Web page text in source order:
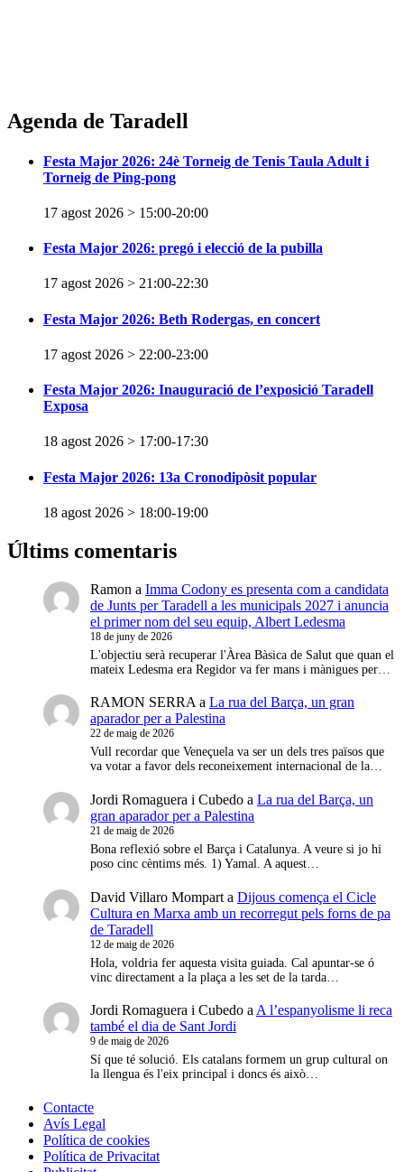
Agenda de Taradell
Festa Major 2026: 24è Torneig de Tenis Taula Adult i
Torneig de Ping-pong
17 agost 2026 > 15:00-20:00
Festa Major 2026: pregó i elecció de la pubilla
17 agost 2026 > 21:00-22:30
Festa Major 2026: Beth Rodergas, en concert
17 agost 2026 > 22:00-23:00
Festa Major 2026: Inauguració de l’exposició Taradell
Exposa
18 agost 2026 > 17:00-17:30
Festa Major 2026: 13a Cronodipòsit popular
18 agost 2026 > 18:00-19:00
Últims comentaris
Ramon a Imma Codony es presenta com a candidata
de Junts per Taradell a les municipals 2027 i anuncia
el primer nom del seu equip, Albert Ledesma
18 de juny de 2026
L'objectiu serà recuperar l'Àrea Bàsica de Salut que quan el
mateix Ledesma era Regidor va fer mans i mànigues per…
RAMON SERRA a La rua del Barça, un gran
aparador per a Palestina
22 de maig de 2026
Vull recordar que Veneçuela va ser un dels tres països que
va votar a favor dels reconeixement internacional de la…
Jordi Romaguera i Cubedo a La rua del Barça, un
gran aparador per a Palestina
21 de maig de 2026
Bona reflexió sobre el Barça i Catalunya. A veure si jo hi
poso cinc cèntims més. 1) Yamal. A aquest…
David Villaro Mompart a Dijous comença el Cicle
Cultura en Marxa amb un recorregut pels forns de pa
de Taradell
12 de maig de 2026
Hola, voldria fer aquesta visita guiada. Cal apuntar-se ó
vinc directament a la plaça a les set de la tarda…
Jordi Romaguera i Cubedo a A l’espanyolisme li reca
també el dia de Sant Jordi
9 de maig de 2026
Sí que té solució. Els catalans formem un grup cultural on
la llengua és l'eix principal i doncs és això…
Contacte
Avís Legal
Política de cookies
Política de Privacitat